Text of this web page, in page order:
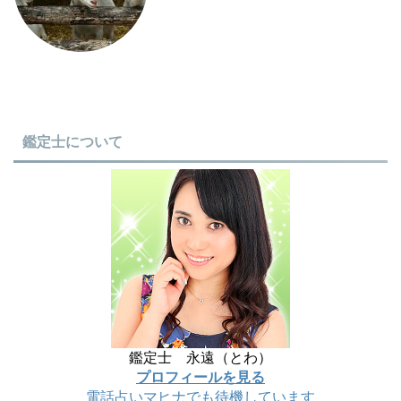
鑑定士について
鑑定士 永遠（とわ）
プロフィールを見る
電話占いマヒナでも待機しています